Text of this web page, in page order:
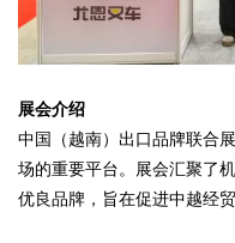
展会介绍
中国（越南）出口品牌联合
场的重要平台。展会汇聚了
优良品牌，旨在促进中越经